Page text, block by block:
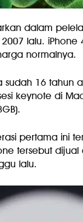
dalam
lalu.
normalnya.
sudah 16 tahun
keynote di
pertama ini
tersebut
lalu.